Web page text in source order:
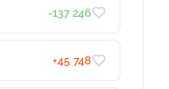
-137 246
+45 748